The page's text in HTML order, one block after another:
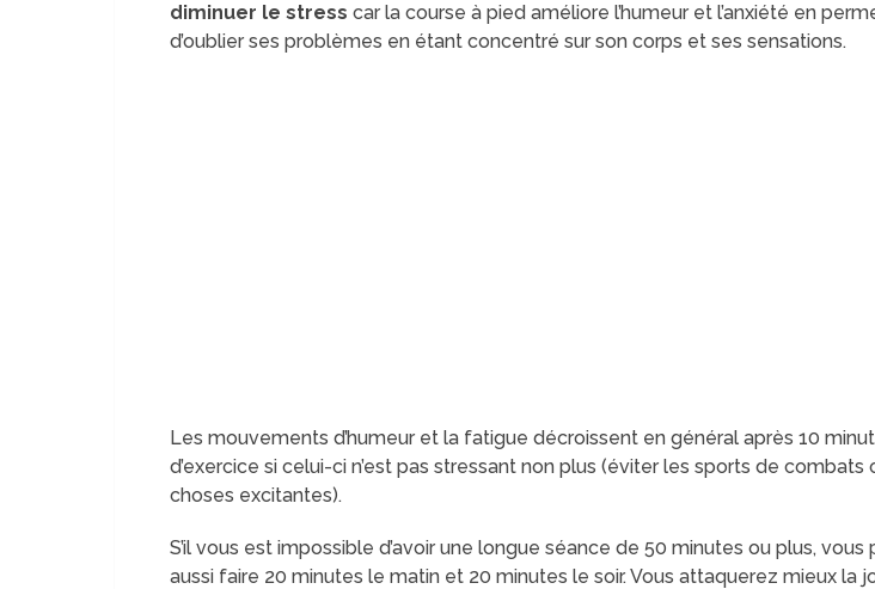
diminuer le stress car la course à pied améliore l’humeur et l’anxiété en
d’oublier ses problèmes en étant concentré sur son corps et ses sensations.
Les mouvements d’humeur et la fatigue décroissent en général après 10
d’exercice si celui-ci n’est pas stressant non plus (éviter les sports de combats
choses excitantes).
S’il vous est impossible d’avoir une longue séance de 50 minutes ou plus, vous
aussi faire 20 minutes le matin et 20 minutes le soir. Vous attaquerez mieux la